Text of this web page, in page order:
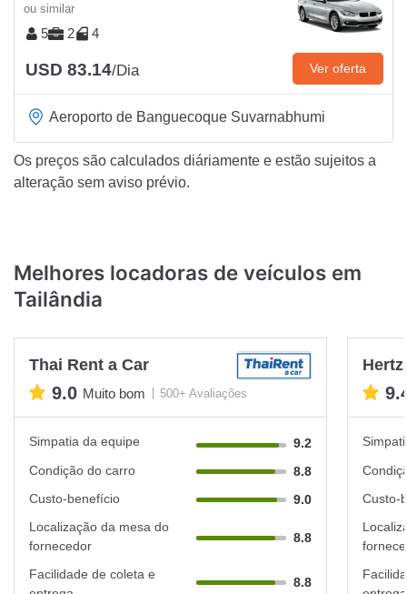
ou similar
5 2 4
USD 83.14/Dia Ver oferta
Aeroporto de Banguecoque Suvarnabhumi
Os preços são calculados diáriamente e estão sujeitos a
alteração sem aviso prévio.
Melhores locadoras de veículos em
Tailândia
Thai Rent a Car
9.0 Muito bom 500+ Avaliações
Simpatia da equipe
9.2
Condição do carro
8.8
Custo-benefício
9.0
Localização da mesa do
fornecedor
8.8
Facilidade de coleta e
8.8
Hertz
Custo-